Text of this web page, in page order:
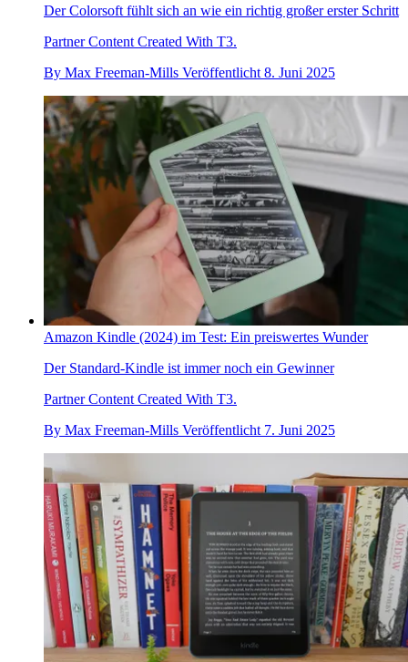
Der Colorsoft fühlt sich an wie ein richtig großer erster Schritt
Partner Content Created With T3.
By Max Freeman-Mills Veröffentlicht 8. Juni 2025
Amazon Kindle (2024) im Test: Ein preiswertes Wunder
Der Standard-Kindle ist immer noch ein Gewinner
Partner Content Created With T3.
By Max Freeman-Mills Veröffentlicht 7. Juni 2025